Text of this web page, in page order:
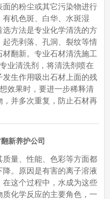
的粉尘或其它污染物进行
机色斑、白华、水斑湿
方法是专业化学清洗的方
壳剥落、孔洞、裂纹等情
翻新。专业石材清洗施工
业清洗剂，将清洗剂喷在
生作用吸出石材上面的残
效果时，要进一步稀释清
并多次重复，防止石材再
新养护公司
量、性能、色彩等方面都
。原因是有害的离子溶液
这个过程中，水成为这些
化学反应的主要角色，一